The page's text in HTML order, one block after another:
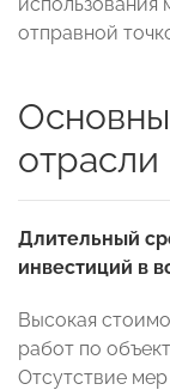
отправной
отрасли
Длительный
инвестиций в
Высокая
работ по
Отсутствие